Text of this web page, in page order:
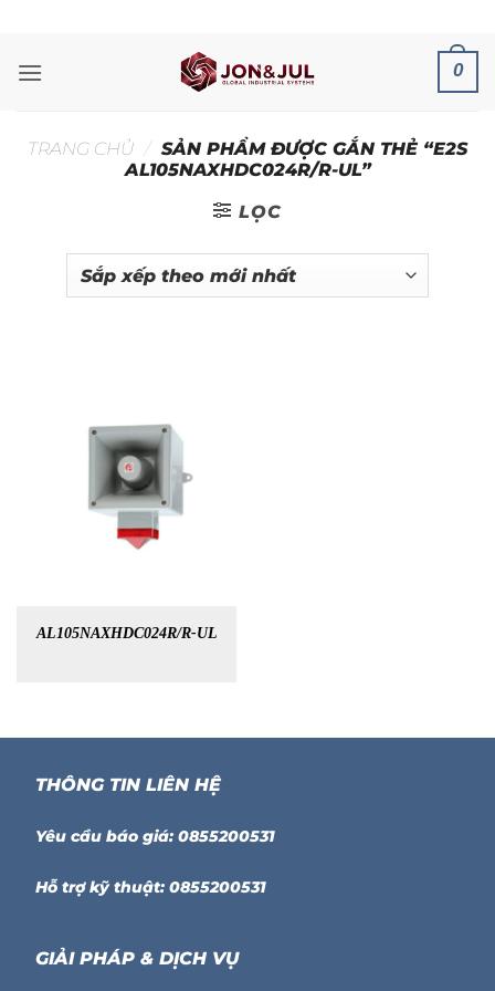
nội
0
TRANG CHỦ / SẢN PHẨM ĐƯỢC GẮN THẺ “E2S
AL105NAXHDC024R/R-UL”
LỌC
AL105NAXHDC024R/R-UL
THÔNG TIN LIÊN HỆ
Yêu cầu báo giá: 0855200531
Hỗ trợ kỹ thuật: 0855200531
GIẢI PHÁP & DỊCH VỤ